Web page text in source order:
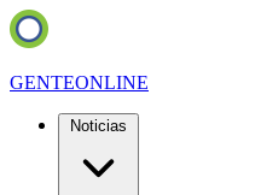
GENTEONLINE
Noticias